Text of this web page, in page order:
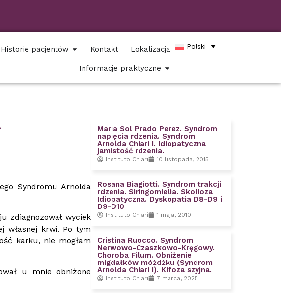
Historie pacjentów Kontakt Lokalizacja
Informacje praktyczne
Polski
Syndromu Arnolda
zdiagnozował wyciek
własnej krwi. Po tym
karku, nie mogłam
u mnie obniżone
Maria Sol Prado Perez. Syndrom
napięcia rdzenia. Syndrom
Arnolda Chiari I. Idiopatyczna
jamistość rdzenia.
Instituto Chiari 10 listopada, 2015
Rosana Biagiotti. Syndrom trakcji
rdzenia. Siringomielia. Skolioza
Idiopatyczna. Dyskopatia D8-D9 i
D9-D10
Instituto Chiari 1 maja, 2010
Cristina Ruocco. Syndrom
Nerwowo-Czaszkowo-Kręgowy.
Choroba Filum. Obniżenie
migdałków móżdżku (Syndrom
Arnolda Chiari I). Kifoza szyjna.
Instituto Chiari 7 marca, 2025